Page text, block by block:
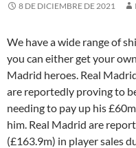
8 DE DICIEMBRE DE 2021
We have a wide range of
you can either get your
Madrid heroes. Real
are reportedly proving to
needing to pay up his
him. Real Madrid are
(£163.9m) in player sales